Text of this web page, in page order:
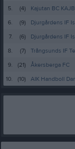
5.
(4)
Kajutan BC
6.
(9)
Djurgårdens IF
7.
(6)
Djurgårdens IF
8.
(7)
Trångsunds IF
9.
(21)
Åkersberga FC
10.
(10) AIK Handboll